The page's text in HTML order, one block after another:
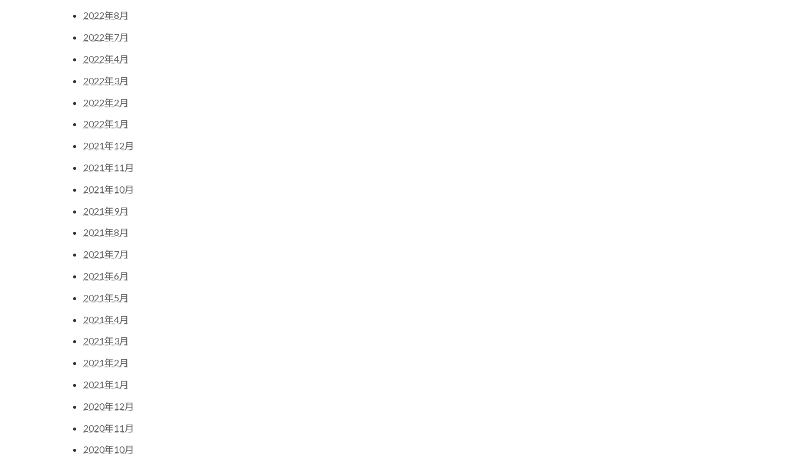
2022年8月
2022年7月
2022年4月
2022年3月
2022年2月
2022年1月
2021年12月
2021年11月
2021年10月
2021年9月
2021年8月
2021年7月
2021年6月
2021年5月
2021年4月
2021年3月
2021年2月
2021年1月
2020年12月
2020年11月
2020年10月